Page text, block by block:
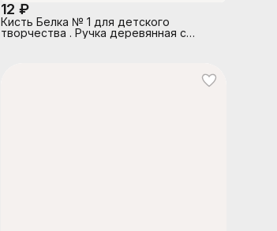
12 ₽
Кисть Белка № 1 для детского
творчества . Ручка деревянная с